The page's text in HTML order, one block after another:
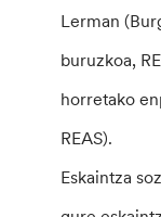
Lerman
buruzkoa,
horretako
REAS).
Eskaintza